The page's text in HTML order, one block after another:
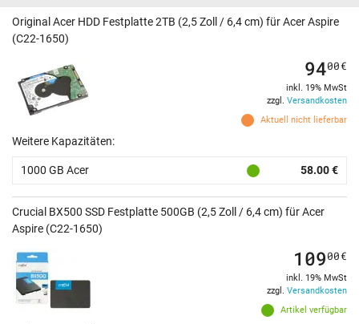
Original Acer HDD Festplatte 2TB (2,5 Zoll / 6,4 cm) für Acer Aspire
(C22-1650)
Aktuell nicht lieferbar
9400€
inkl. 19% MwSt
zzgl. Versandkosten
Weitere Kapazitäten:
1000 GB Acer 58.00 €
Crucial BX500 SSD Festplatte 500GB (2,5 Zoll / 6,4 cm) für Acer
Aspire (C22-1650)
Artikel verfügbar
10900€
inkl. 19% MwSt
zzgl. Versandkosten